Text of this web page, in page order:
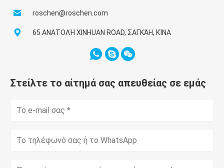
roschen@roschen.com
65 ΑΝΑΤΟΛΉ XINHUAN ROAD, ΣΑΓΚΆΗ, ΚΊΝΑ
Στείλτε το αίτημά σας απευθείας σε εμάς